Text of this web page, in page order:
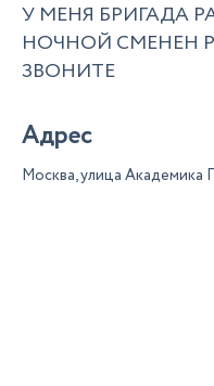
У МЕНЯ БРИГАДА
НОЧНОЙ СМЕНЕН
ЗВОНИТЕ
Адрес
Москва, улица Академика